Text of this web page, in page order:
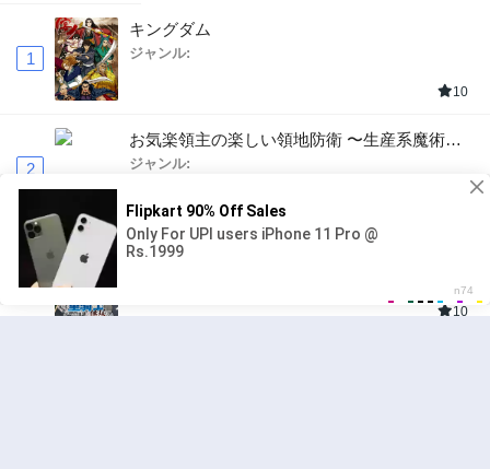
1
キングダム
ジャンル:
10
2
お気楽領主の楽しい領地防衛 〜生産系魔術で
名もなき村を最強の城塞都市に〜
ジャンル:
3
追放された転生重騎士はゲーム知識で無双する
10